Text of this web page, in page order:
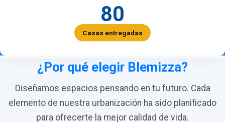
80
Casas entregadas
¿Por qué elegir Blemizza?
Diseñamos espacios pensando en tu futuro. Cada
elemento de nuestra urbanización ha sido planificado
para ofrecerte la mejor calidad de vida.